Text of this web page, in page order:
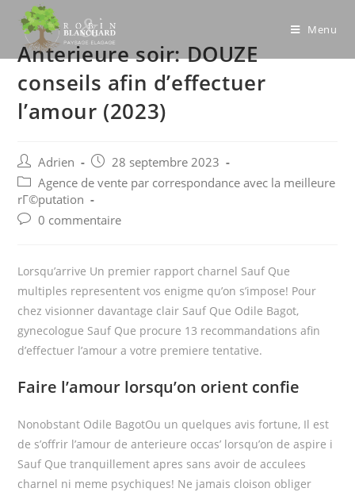
content
Menu
Anterieure soir: DOUZE
conseils afin d’effectuer
l’amour (2023)
Post
author:
Adrien
Post
published:
28 septembre 2023
Post
category:
Agence de vente par correspondance avec la meilleure
rГ©putation
Post0 commentaire
Lorsqu’arrive Un premier rapport charnel Sauf Que
multiples representent vos enigme qu’on s’impose! Pour
chez visionner davantage clair Sauf Que Odile Bagot,
gynecologue Sauf Que procure 13 recommandations afin
d’effectuer l’amour a votre premiere tentative.
Faire l’amour lorsqu’on orient confie
Nonobstant Odile BagotOu un quelques avis fortune, Il est
de s’offrir l’amour de anterieure occas’ lorsqu’on de aspire i
Sauf Que tranquillement apres sans avoir de acculees
charnel ni meme psychiques! Ne jamais cloison obliger